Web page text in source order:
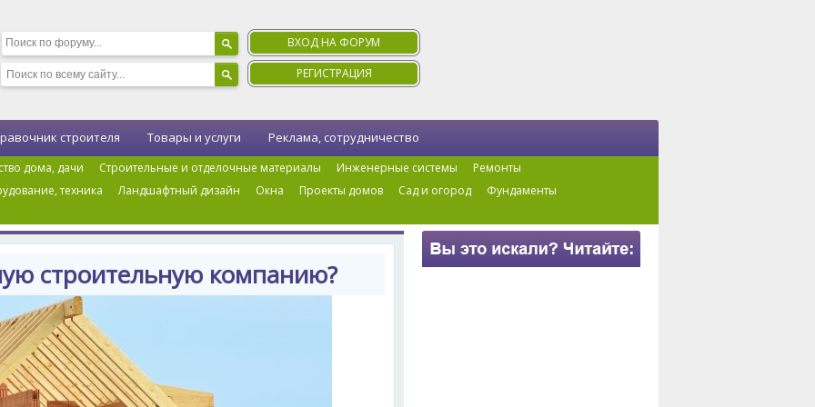
ВХОД НА ФОРУМ
РЕГИСТРАЦИЯ
дома, дачи Строительные и отделочные материалы Инженерные системы
Ремонты
техника Ландшафтный дизайн Окна Проекты домов Сад и огород
Фундаменты
строителя Товары и услуги Реклама, сотрудничество
строительную компанию?